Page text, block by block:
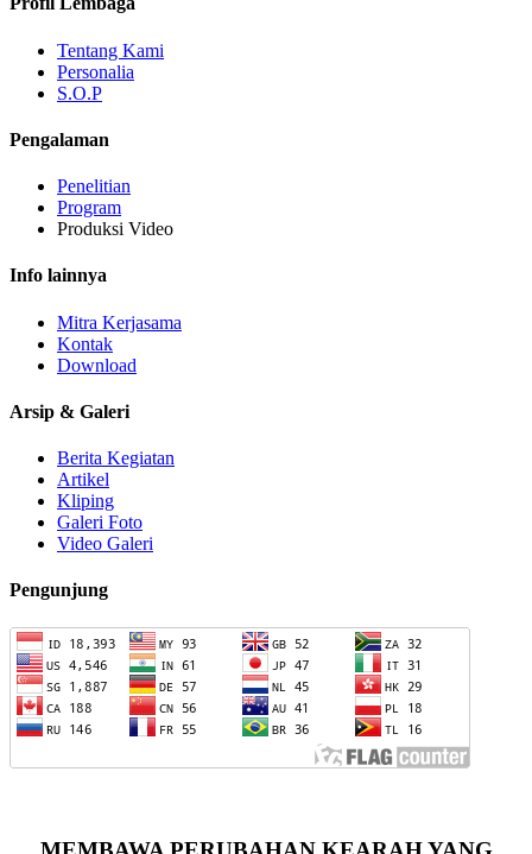
Tentang Kami
Personalia
S.O.P
Pengalaman
Penelitian
Program
Produksi Video
Info lainnya
Mitra Kerjasama
Kontak
Download
Arsip & Galeri
Berita Kegiatan
Artikel
Kliping
Galeri Foto
Video Galeri
Pengunjung